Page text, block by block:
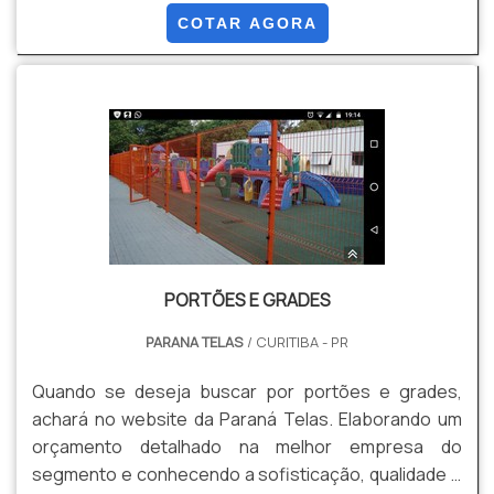
os profissionais especializados da Paraná Telas o
cliente conseguirá proteção com soluções para
necessário para a fixação deste tipo de cercamento.
MAIS INFORM...
COTAR AGORA
PORTÕES E GRADES
PARANA TELAS / CURITIBA - PR
Quando se deseja buscar por portões e grades,
achará no website da Paraná Telas. Elaborando um
orçamento detalhado na melhor empresa do
segmento e conhecendo a sofisticação, qualidade e